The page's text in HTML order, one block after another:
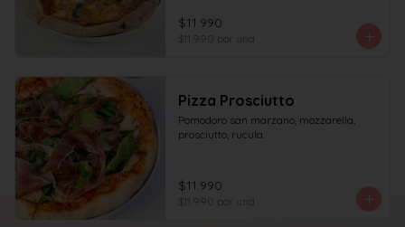
$11.990
$11.990 por und
Pizza Prosciutto
Pomodoro san marzano, mozzarella,
prosciutto, rucula.
$11.990
$11.990 por und